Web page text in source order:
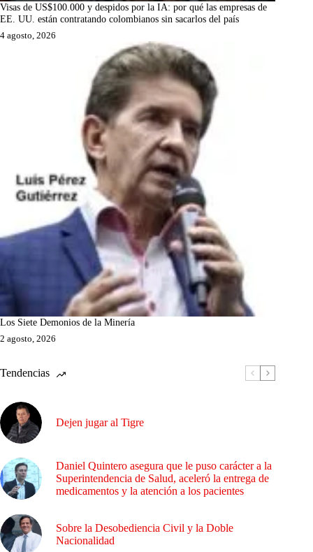
Visas de US$100.000 y despidos por la IA: por qué las empresas de
EE. UU. están contratando colombianos sin sacarlos del país
4 agosto, 2026
Los Siete Demonios de la Minería
2 agosto, 2026
Tendencias
Dejen jugar al Tigre
Daniel Quintero asegura que le puso carácter a la
Superintendencia de Salud, aceleró la entrega de
medicamentos y la atención a los pacientes
Sobre la Desobediencia Civil y la Doble
Nacionalidad